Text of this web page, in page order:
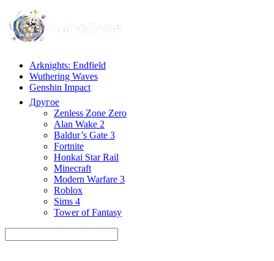
Arknights: Endfield
Wuthering Waves
Genshin Impact
Другое
Zenless Zone Zero
Alan Wake 2
Baldur’s Gate 3
Fortnite
Honkai Star Rail
Minecraft
Modern Warfare 3
Roblox
Sims 4
Tower of Fantasy